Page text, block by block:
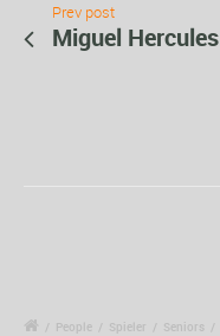
Prev post
Miguel Hercules
/ People / Spieler / Seniors /